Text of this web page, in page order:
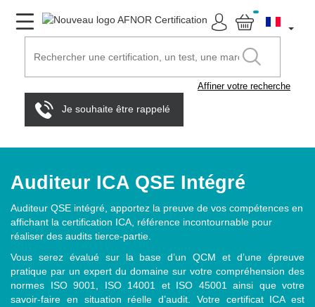
Affiner votre recherche
Je souhaite être rappelé
Auditeur ICA QSE Intégré
Auditeur QSE intégré, apportez la preuve de vos compétences en
affichant la certification ICA, référence incontournable pour
réaliser des audits tierce-partie.
Vous serez évalué sur la base d’un QCM et d’une épreuve
pratique par un expert du domaine sur votre compréhension des
normes ISO 9001, ISO 14001 et ISO 45001 ainsi que votre
savoir-faire en situation réelle d’audit. Votre certificat ICA est